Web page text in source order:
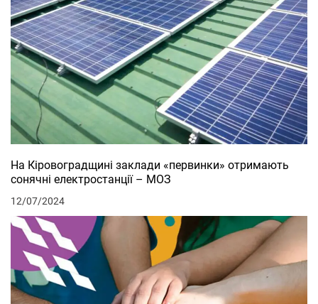
На Кіровоградщині заклади «первинки» отримають
сонячні електростанції – МОЗ
12/07/2024